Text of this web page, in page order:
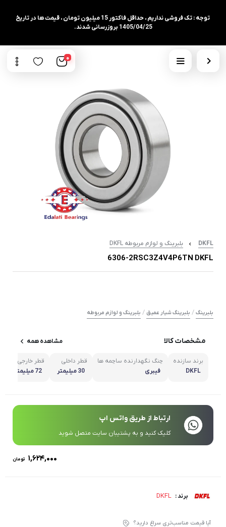
توجه : تک فروشی نداریم ، حداقل فاکتور 15 میلیون تومان ، قیمت ها در تاریخ
1405/04/25 بروزرسانی شدند.
0
DKFL بلبرینگ و لوازم مربوطه DKFL
6306-2RSC3Z4V4P6TN DKFL
بلبرینگ / بلبرینگ شیار عمیق / بلبرینگ و لوازم مربوطه
مشخصات کالا مشاهده همه
برند سازنده
DKFL
چنگ نگهدارنده ساچمه ها
فیبری
قطر داخلی
30 میلیمتر
قطر خارجی
72 میلیمتر
ارتباط از طریق واتس اپ
کلیک کنید و به پشتیبان سایت متصل شوید
۱,۶۲۴,۰۰۰ تومان
برند : DKFL
آیا قیمت مناسب‌تری سراغ دارید؟